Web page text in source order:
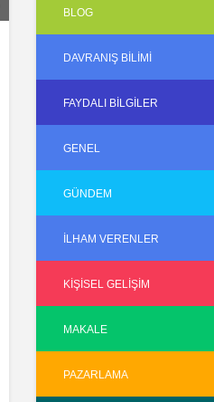
BLOG
DAVRANIŞ BILIMI
FAYDALI BILGILER
GENEL
GÜNDEM
İLHAM VERENLER
KIŞISEL GELIŞIM
MAKALE
PAZARLAMA